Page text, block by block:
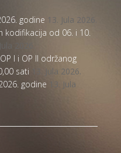
godine 13. Jula 2026.
kodifikacija od 06. i 10.
2026.
I i OP II održanog
sati
13. Jula 2026.
godine
13. Jula